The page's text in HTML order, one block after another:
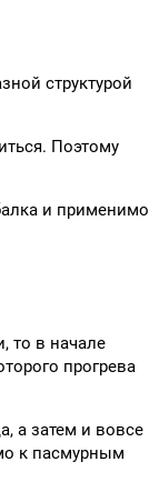
структурой
Поэтому
и применимо
то в начале
прогрева
а затем и вовсе
к пасмурным